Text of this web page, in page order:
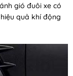
gió đuôi xe có
quả khí động